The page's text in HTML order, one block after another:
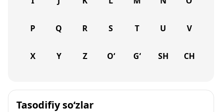
P Q R S T U V
X Y Z O‘ G‘ SH CH
Tasodifiy so‘zlar